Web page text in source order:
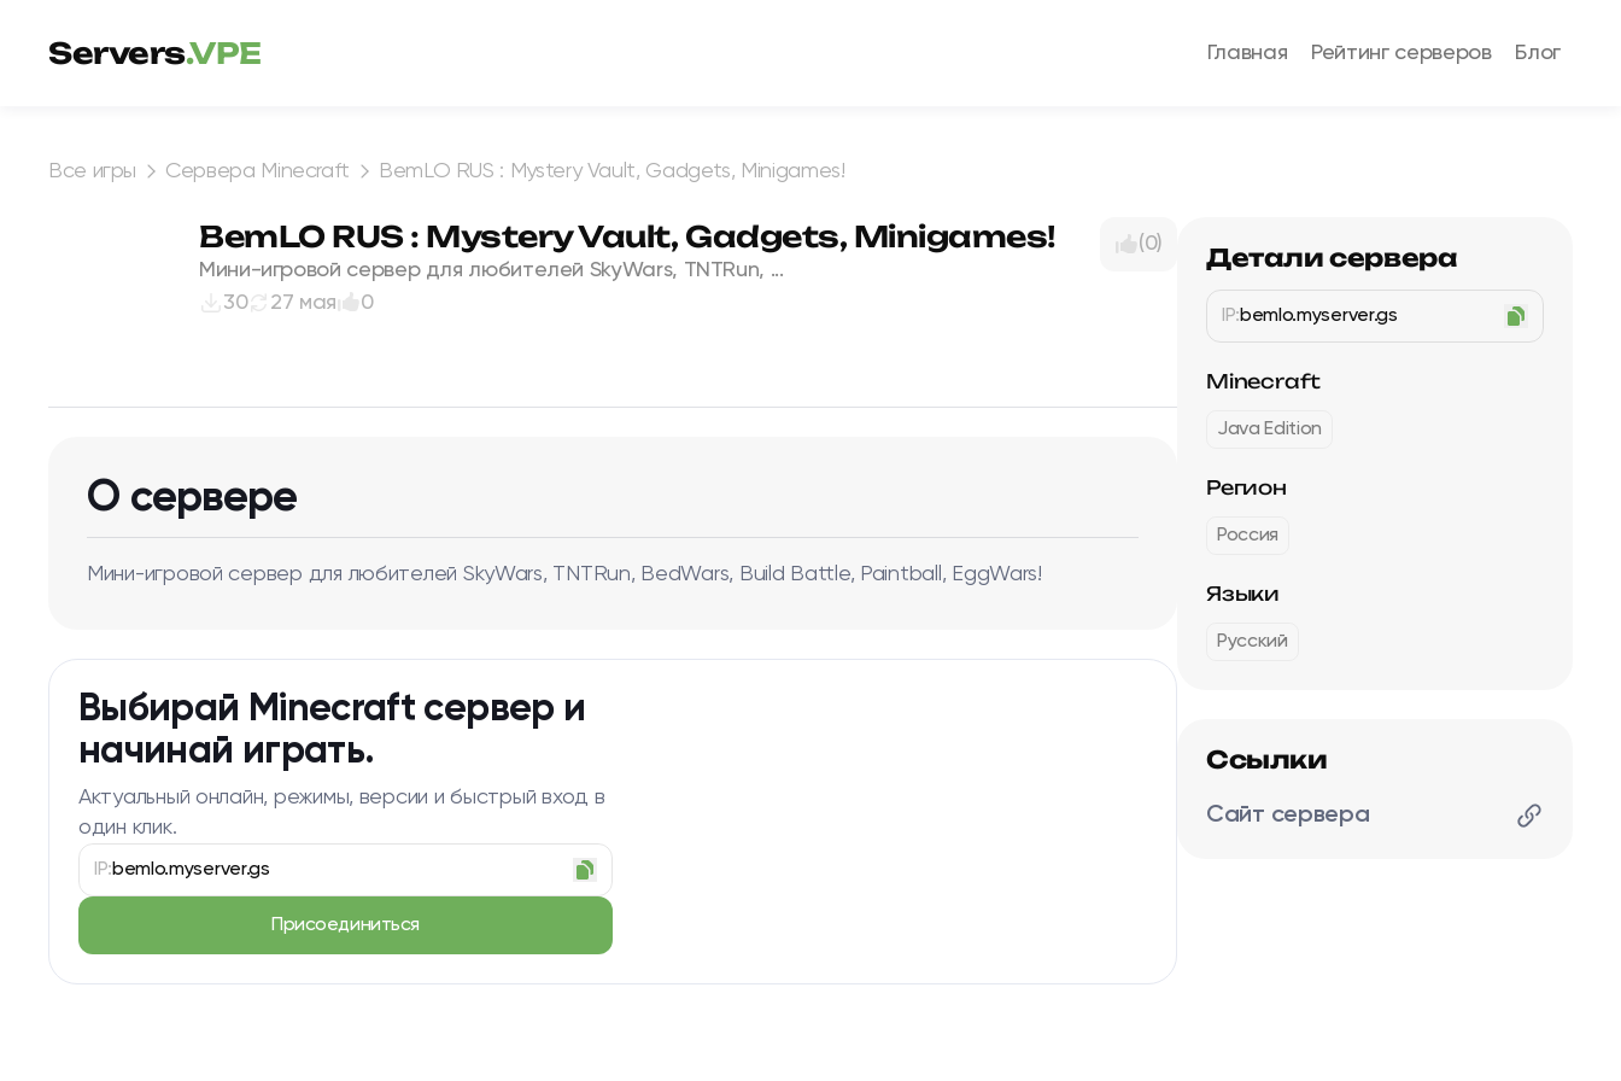
Servers.VPE Главная Рейтинг серверов Блог
Все игры Сервера Minecraft BemLO RUS : Mystery Vault, Gadgets, Minigames!
BemLO RUS : Mystery Vault, Gadgets, Minigames!
Мини-игровой сервер для любителей SkyWars, TNTRun, ...
30
27 мая 0
(0)
О сервере
Мини-игровой сервер для любителей SkyWars, TNTRun, BedWars, Build Battle, Paintball, EggWars!
Выбирай Minecraft сервер и
начинай играть.
Актуальный онлайн, режимы, версии и быстрый вход в
один клик.
IP:bemlo.myserver.gs
Присоединиться
Детали сервера
IP:bemlo.myserver.gs
Minecraft
Java Edition
Регион
Россия
Языки
Русский
Ссылки
Сайт сервера